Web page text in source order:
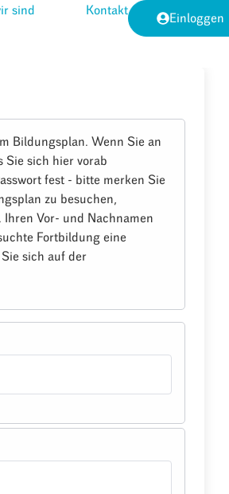
sind Kontakt
Einloggen
Bildungsplan. Wenn Sie an
Sie sich hier vorab
fest - bitte merken Sie
zu besuchen,
Vor- und Nachnamen
Fortbildung eine
sich auf der